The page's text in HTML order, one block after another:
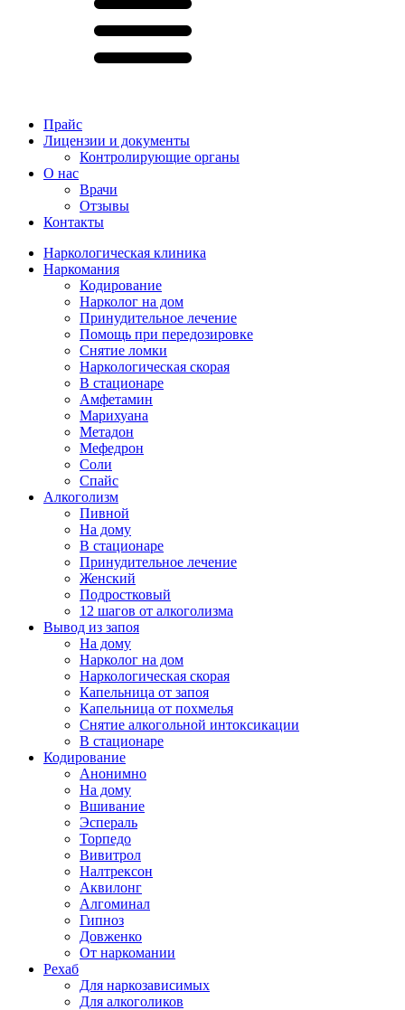
Прайс
Лицензии и документы
Контролирующие органы
О нас
Врачи
Отзывы
Контакты
Наркологическая клиника
Наркомания
Кодирование
Нарколог на дом
Принудительное лечение
Помощь при передозировке
Снятие ломки
Наркологическая скорая
В стационаре
Амфетамин
Марихуана
Метадон
Мефедрон
Соли
Спайс
Алкоголизм
Пивной
На дому
В стационаре
Принудительное лечение
Женский
Подростковый
12 шагов от алкоголизма
Вывод из запоя
На дому
Нарколог на дом
Наркологическая скорая
Капельница от запоя
Капельница от похмелья
Снятие алкогольной интоксикации
В стационаре
Кодирование
Анонимно
На дому
Вшивание
Эспераль
Торпедо
Вивитрол
Налтрексон
Аквилонг
Алгоминал
Гипноз
Довженко
От наркомании
Рехаб
Для наркозависимых
Для алкоголиков